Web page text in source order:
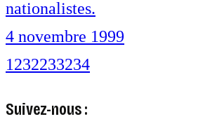
nationalistes.
4 novembre 1999
1232233234
Suivez-nous :